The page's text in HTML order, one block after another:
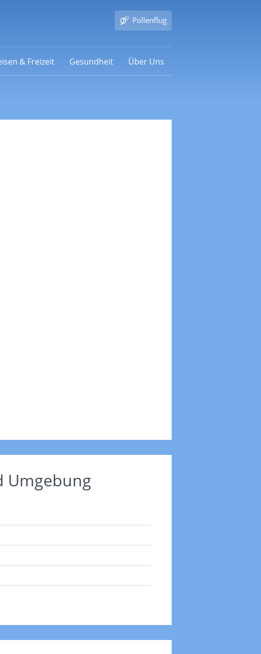
Pollenflug
& Freizeit Gesundheit Über Uns
Umgebung